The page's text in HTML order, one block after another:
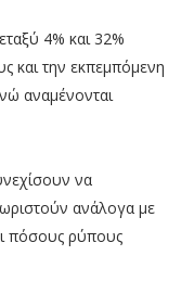
4% και 32%
και την εκπεμπόμενη
αναμένονται
να
ανάλογα με
πόσους ρύπους